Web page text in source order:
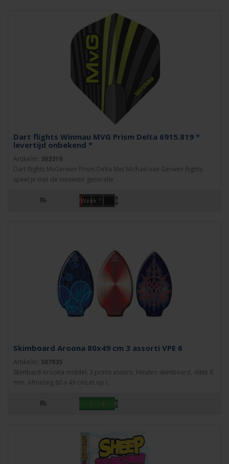
Dart flights Winmau MVG Prism Delta 6915.819 *
levertijd onbekend *
Artikelnr: 303319
Dart flights MvGerwen Prism Delta Met Michael van Gerwen flights
speel je met de nieuwste generatie ..
Week ?
Skimboard Aroona 80x49 cm 3 assorti VPE 6
Artikelnr: 507935
Skimbard Aroona middel. 3 prints assorti. Houten skimboard, dikte 8
mm. Afmeting 80 x 49 cmLet op !..